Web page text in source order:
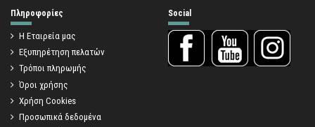
Πληροφορίες
Η Εταιρεία μας
Εξυπηρέτηση πελατών
Τρόποι πληρωμής
Όροι χρήσης
Χρήση Cookies
Προσωπικά δεδομένα
Social